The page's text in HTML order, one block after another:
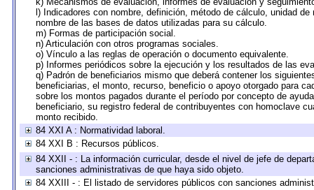
l) Indicadores con nombre, definición, método de cálculo, unidad
nombre de las bases de datos utilizadas para su cálculo.
m) Formas de participación social.
n) Articulación con otros programas sociales.
o) Vínculo a las reglas de operación o documento equivalente.
p) Informes periódicos sobre la ejecución y los resultados de las
q) Padrón de beneficiarios mismo que deberá contener los
beneficiarias, el monto, recurso, beneficio o apoyo otorgado para
sobre los montos pagados durante el período por concepto de
beneficiario, su registro federal de contribuyentes con homoclave
monto recibido.
84 XXI A : Normatividad laboral.
84 XXI B : Recursos públicos.
84 XXII - : La información curricular, desde el nivel de jefe de
sanciones administrativas de que haya sido objeto.
84 XXIII - : El listado de servidores públicos con sanciones